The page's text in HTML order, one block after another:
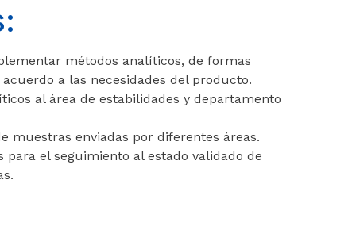
métodos analíticos, de formas
a las necesidades del producto.
al área de estabilidades y departamento
muestras enviadas por diferentes áreas.
para el seguimiento al estado validado de